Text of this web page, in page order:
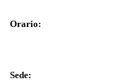
Orario:
Sede: